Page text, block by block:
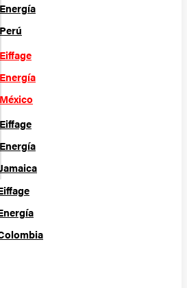
Energía
Perú
Eiffage
Energía
México
Eiffage
Energía
Jamaica